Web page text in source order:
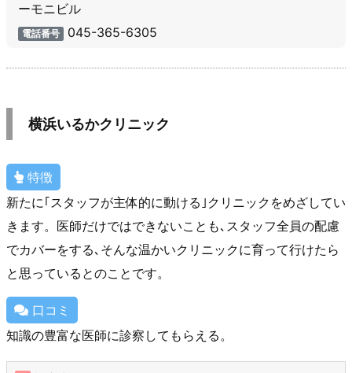
ーモニビル
電話番号 045-365-6305
横浜いるかクリニック
特徴
新たに｢スタッフが主体的に動ける｣クリニックをめざしてい
きます。医師だけではできないことも､スタッフ全員の配慮
でカバーをする､そんな温かいクリニックに育って行けたら
と思っているとのことです。
口コミ
知識の豊富な医師に診察してもらえる。